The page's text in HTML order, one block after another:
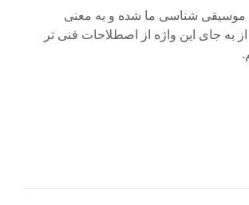
موسیقی شناسی ما شده و به معنی
جای این واژه از اصطلاحات فنی تر